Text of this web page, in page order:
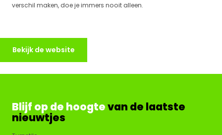
verschil maken, doe je immers nooit alleen.
Bekijk de website
Blijf op de hoogtevan de laatste
nieuwtjes